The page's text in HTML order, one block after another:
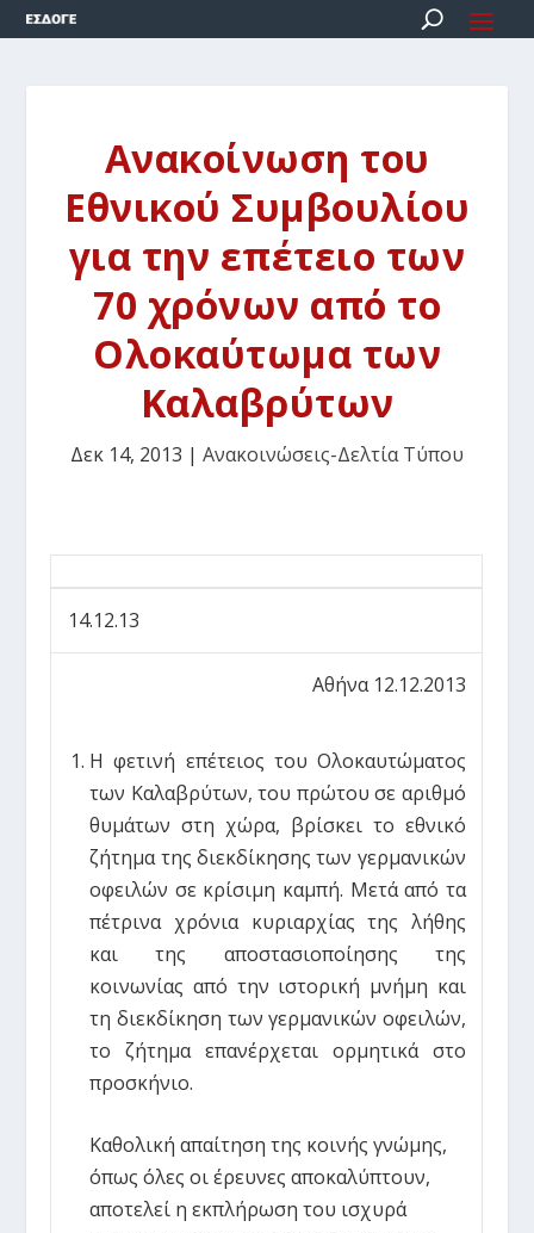
Ανακοίνωση του
Εθνικού Συμβουλίου
για την επέτειο των
70 χρόνων από το
Ολοκαύτωμα των
Καλαβρύτων
Δεκ 14, 2013 | Ανακοινώσεις-Δελτία Τύπου
14.12.13
Αθήνα 12.12.2013
Η φετινή επέτειος του Ολοκαυτώματος
των Καλαβρύτων, του πρώτου σε αριθμό
θυμάτων στη χώρα, βρίσκει το εθνικό
ζήτημα της διεκδίκησης των γερμανικών
οφειλών σε κρίσιμη καμπή. Μετά από τα
πέτρινα χρόνια κυριαρχίας της λήθης
και της αποστασιοποίησης της
κοινωνίας από την ιστορική μνήμη και
τη διεκδίκηση των γερμανικών οφειλών,
το ζήτημα επανέρχεται ορμητικά στο
προσκήνιο.
Καθολική απαίτηση της κοινής γνώμης,
όπως όλες οι έρευνες αποκαλύπτουν,
αποτελεί η εκπλήρωση του ισχυρά